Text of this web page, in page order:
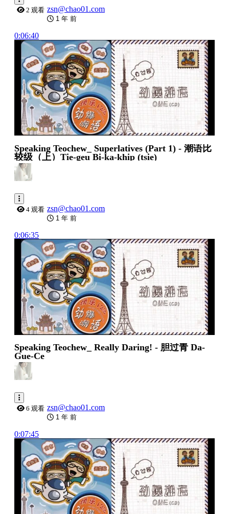
2 观看 zsn@chao01.com
1 年 前
0:06:40
Speaking Teochew_ Superlatives (Part 1) - 潮语比
较级（上）Tie-geu Bi-ka-khip (tsie)
4 观看 zsn@chao01.com
1 年 前
0:06:35
Speaking Teochew_ Really Daring! - 胆过青 Da-
Gue-Ce
6 观看 zsn@chao01.com
1 年 前
0:07:45